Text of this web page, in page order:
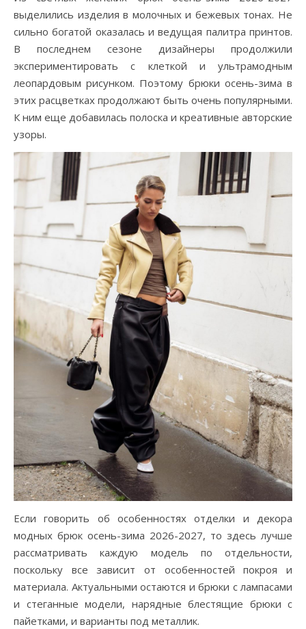
выделились изделия в молочных и бежевых тонах. Не
сильно богатой оказалась и ведущая палитра принтов.
В последнем сезоне дизайнеры продолжили
экспериментировать с клеткой и ультрамодным
леопардовым рисунком. Поэтому брюки осень-зима в
этих расцветках продолжают быть очень популярными.
К ним еще добавилась полоска и креативные авторские
узоры.
Если говорить об особенностях отделки и декора
модных брюк осень-зима 2026-2027, то здесь лучше
рассматривать каждую модель по отдельности,
поскольку все зависит от особенностей покроя и
материала. Актуальными остаются и брюки с лампасами
и стеганные модели, нарядные блестящие брюки с
пайетками, и варианты под металлик.